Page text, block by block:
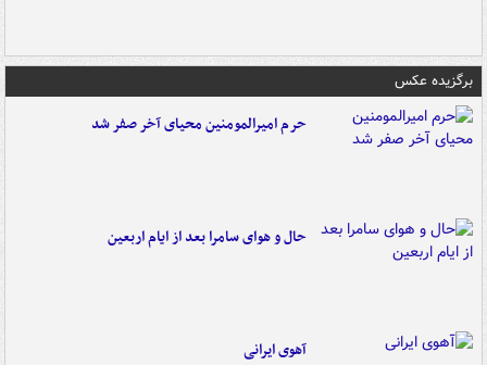
برگزیده عکس
حرم امیرالمومنین محیای آخر صفر شد
حال و هوای سامرا بعد از ایام اربعین
آهوی ایرانی